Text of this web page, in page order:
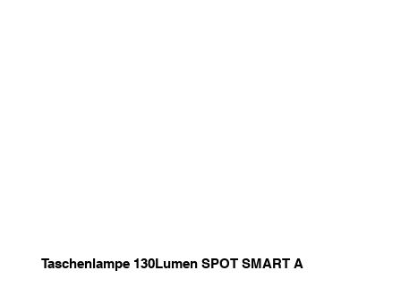
Taschenlampe 130Lumen SPOT SMART A